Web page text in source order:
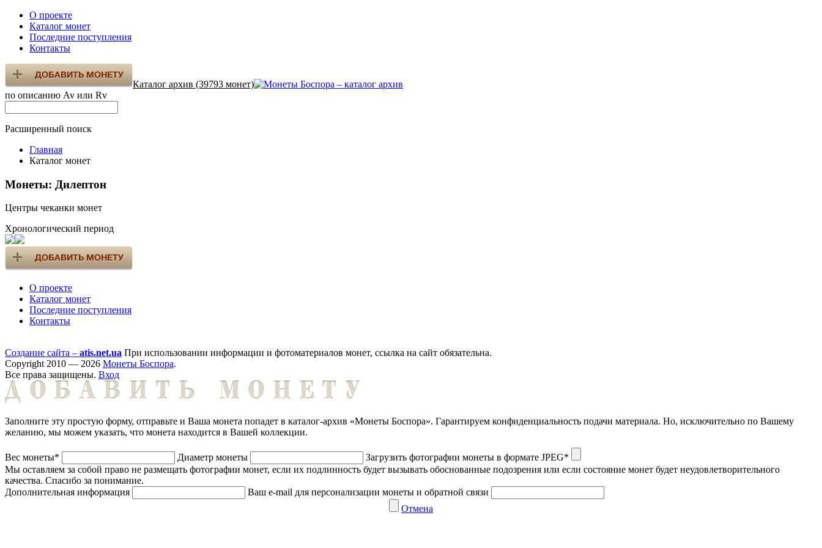
О проекте
Каталог монет
Последние поступления
Контакты
Каталог архив (39793 монет)
по описанию Av или Rv
Расширенный поиск
Главная
Каталог монет
Монеты: Дилептон
Центры чеканки монет
Хронологический период
О проекте
Каталог монет
Последние поступления
Контакты
Создание сайта – atis.net.ua При использовании информации и фотоматериалов монет, ссылка на сайт обязательна.
Copyright 2010 — 2026 Монеты Боспора.
Все права защищены. Вход
Заполните эту простую форму, отправьте и Ваша монета попадет в каталог-архив «Монеты Боспора». Гарантируем конфиденциальность подачи материала. Но, исключительно по Вашему
желанию, мы можем указать, что монета находится в Вашей коллекции.
Вес монеты* Диаметр монеты
Загрузить фотографии монеты в формате JPEG*
Мы оставляем за собой право не размещать фотографии монет, если их подлинность будет вызывать обоснованные подозрения или если состояние монет будет неудовлетворительного
качества. Спасибо за понимание.
Дополнительная информация
Ваш e-mail для персонализации монеты и обратной связи
Отмена